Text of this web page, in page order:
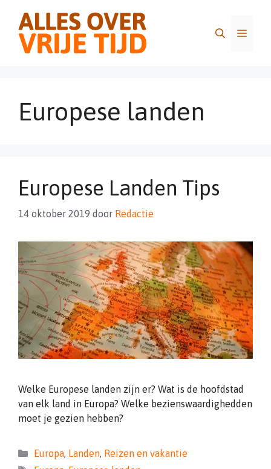
inhoud
Menu
Europese landen
Europese Landen Tips
14 oktober 2019 door Redactie
Welke Europese landen zijn er? Wat is de hoofdstad
van elk land in Europa? Welke bezienswaardighedden
moet je gezien hebben?
Categorieën
Europa, Landen, Reizen en vakantie